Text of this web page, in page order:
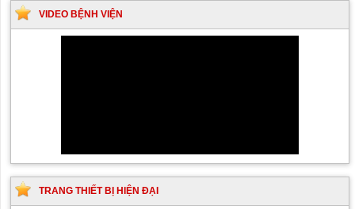
VIDEO BỆNH VIỆN
TRANG THIẾT BỊ HIỆN ĐẠI